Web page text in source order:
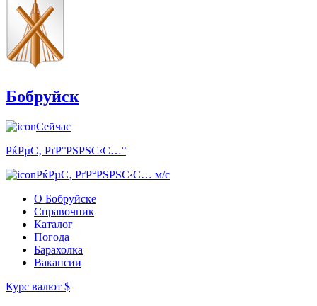
Бобруйск
Сейчас
РќРµС‚ РґР°РЅРЅС‹С…°
РќРµС‚ РґР°РЅРЅС‹С… м/с
О Бобруйске
Справочник
Каталог
Погода
Барахолка
Вакансии
Курс валют $